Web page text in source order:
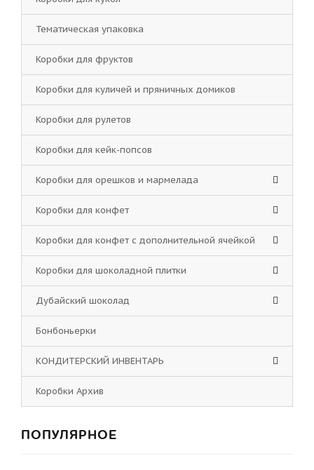
Тематическая упаковка
Коробки для фруктов
Коробки для куличей и пряничных домиков
Коробки для рулетов
Коробки для кейк-попсов
Коробки для орешков и мармелада
Коробки для конфет
Коробки для конфет с дополнительной ячейкой
Коробки для шоколадной плитки
Дубайский шоколад
Бонбоньерки
КОНДИТЕРСКИЙ ИНВЕНТАРЬ
Коробки Архив
ПОПУЛЯРНОЕ